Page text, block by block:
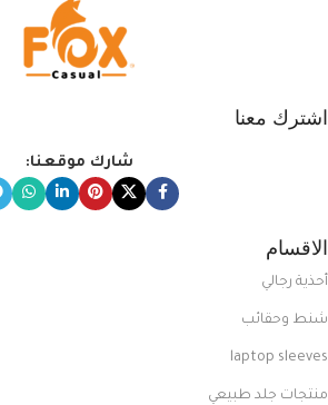
اشترك معنا
شارك موقعنا:
الاقسام
أحذية رجالي
شنط وحقائب
laptop sleeves
منتجات جلد طبيعي